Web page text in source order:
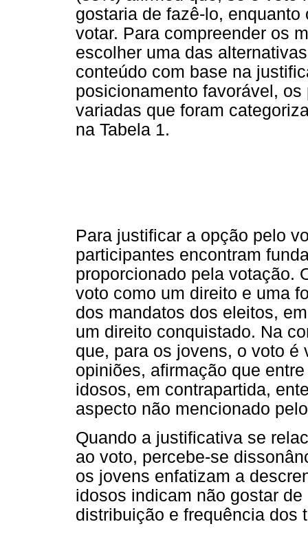
gostaria de fazê-lo,
votar. Para compreender os
escolher uma das
conteúdo com base na
posicionamento favorável,
variadas que foram
na Tabela 1.
Para justificar a opção pelo
participantes encontram
proporcionado pela votação.
voto como um direito e uma
dos mandatos dos eleitos,
um direito conquistado. Na
que, para os jovens, o voto é
opiniões, afirmação que
idosos, em contrapartida,
aspecto não mencionado
Quando a justificativa se
ao voto, percebe-se
os jovens enfatizam a
idosos indicam não gostar
distribuição e frequência dos